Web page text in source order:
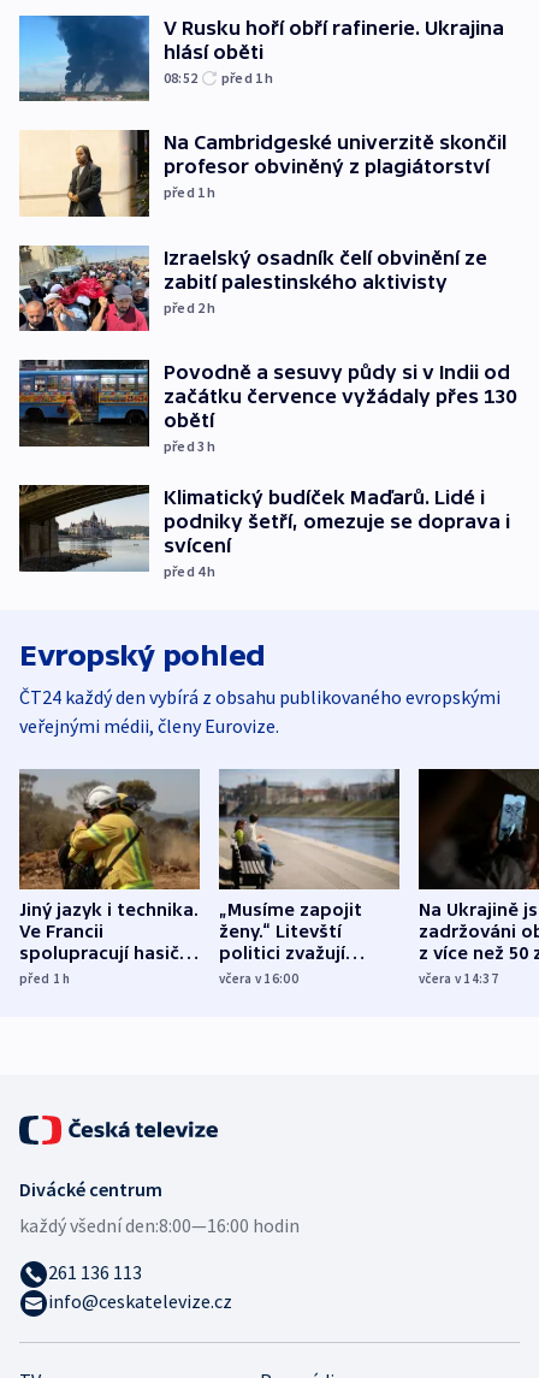
V Rusku hoří obří rafinerie. Ukrajina
hlásí oběti
08:52 před 1h
Na Cambridgeské univerzitě skončil
profesor obviněný z plagiátorství
před 1h
Izraelský osadník čelí obvinění ze
zabití palestinského aktivisty
před 2h
Povodně a sesuvy půdy si v Indii od
začátku července vyžádaly přes 130
obětí
před 3h
Klimatický budíček Maďarů. Lidé i
podniky šetří, omezuje se doprava i
svícení
před 4h
Evropský pohled
ČT24 každý den vybírá z obsahu publikovaného evropskými
veřejnými médii, členy Eurovize.
Jiný jazyk i technika.
Ve Francii
spolupracují hasiči z
různých zemí
před 1h
„Musíme zapojit
ženy.“ Litevští
politici zvažují
dohodu o
včera v 16:00
Na Ukrajině
zadržováni
z více než 50
Bojovali na
včera v 14:37
Divácké centrum
každý všední den:8:00—16:00 hodin
261 136 113
info@ceskatelevize.cz